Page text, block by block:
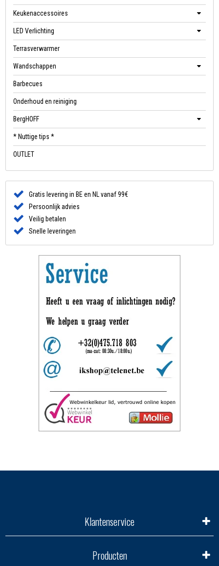
Keukenaccessoires
LED Verlichting
Terrasverwarmer
Wandschappen
Barbecues
Onderhoud en reiniging
BergHOFF
* Nuttige tips *
OUTLET
Gratis levering in BE en NL vanaf 99€
Persoonlijk advies
Veilig betalen
Snelle leveringen
Klantenservice
Producten